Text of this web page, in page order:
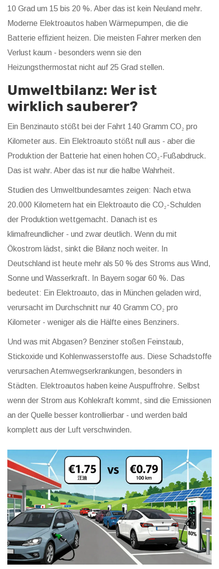
10 Grad um 15 bis 20 %. Aber das ist kein Neuland mehr.
Moderne Elektroautos haben Wärmepumpen, die die
Batterie effizient heizen. Die meisten Fahrer merken den
Verlust kaum - besonders wenn sie den
Heizungsthermostat nicht auf 25 Grad stellen.
Umweltbilanz: Wer ist
wirklich sauberer?
Ein Benzinauto stößt bei der Fahrt 140 Gramm CO₂ pro
Kilometer aus. Ein Elektroauto stößt null aus - aber die
Produktion der Batterie hat einen hohen CO₂-Fußabdruck.
Das ist wahr. Aber das ist nur die halbe Wahrheit.
Studien des Umweltbundesamtes zeigen: Nach etwa
20.000 Kilometern hat ein Elektroauto die CO₂-Schulden
der Produktion wettgemacht. Danach ist es
klimafreundlicher - und zwar deutlich. Wenn du mit
Ökostrom lädst, sinkt die Bilanz noch weiter. In
Deutschland ist heute mehr als 50 % des Stroms aus Wind,
Sonne und Wasserkraft. In Bayern sogar 60 %. Das
bedeutet: Ein Elektroauto, das in München geladen wird,
verursacht im Durchschnitt nur 40 Gramm CO₂ pro
Kilometer - weniger als die Hälfte eines Benziners.
Und was mit Abgasen? Benziner stoßen Feinstaub,
Stickoxide und Kohlenwasserstoffe aus. Diese Schadstoffe
verursachen Atemwegserkrankungen, besonders in
Städten. Elektroautos haben keine Auspuffrohre. Selbst
wenn der Strom aus Kohlekraft kommt, sind die Emissionen
an der Quelle besser kontrollierbar - und werden bald
komplett aus der Luft verschwinden.